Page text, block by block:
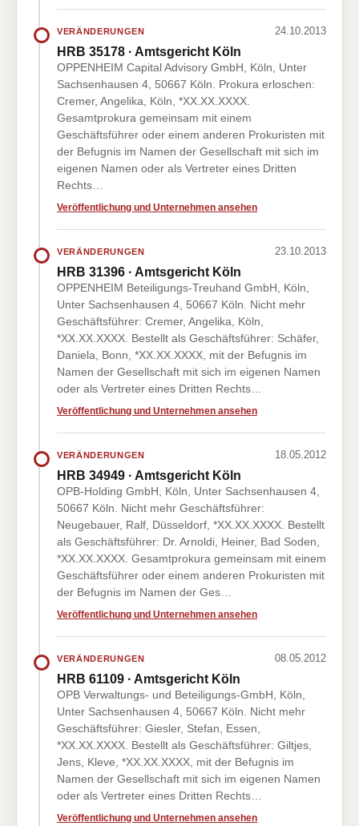
VERÄNDERUNGEN 24.10.2013
HRB 35178 · Amtsgericht Köln
OPPENHEIM Capital Advisory GmbH, Köln, Unter
Sachsenhausen 4, 50667 Köln. Prokura erloschen:
Cremer, Angelika, Köln, *XX.XX.XXXX.
Gesamtprokura gemeinsam mit einem
Geschäftsführer oder einem anderen Prokuristen mit
der Befugnis im Namen der Gesellschaft mit sich im
eigenen Namen oder als Vertreter eines Dritten
Rechts…
Veröffentlichung und Unternehmen ansehen
VERÄNDERUNGEN 23.10.2013
HRB 31396 · Amtsgericht Köln
OPPENHEIM Beteiligungs-Treuhand GmbH, Köln,
Unter Sachsenhausen 4, 50667 Köln. Nicht mehr
Geschäftsführer: Cremer, Angelika, Köln,
*XX.XX.XXXX. Bestellt als Geschäftsführer: Schäfer,
Daniela, Bonn, *XX.XX.XXXX, mit der Befugnis im
Namen der Gesellschaft mit sich im eigenen Namen
oder als Vertreter eines Dritten Rechts…
Veröffentlichung und Unternehmen ansehen
VERÄNDERUNGEN 18.05.2012
HRB 34949 · Amtsgericht Köln
OPB-Holding GmbH, Köln, Unter Sachsenhausen 4,
50667 Köln. Nicht mehr Geschäftsführer:
Neugebauer, Ralf, Düsseldorf, *XX.XX.XXXX. Bestellt
als Geschäftsführer: Dr. Arnoldi, Heiner, Bad Soden,
*XX.XX.XXXX. Gesamtprokura gemeinsam mit einem
Geschäftsführer oder einem anderen Prokuristen mit
der Befugnis im Namen der Ges…
Veröffentlichung und Unternehmen ansehen
VERÄNDERUNGEN 08.05.2012
HRB 61109 · Amtsgericht Köln
OPB Verwaltungs- und Beteiligungs-GmbH, Köln,
Unter Sachsenhausen 4, 50667 Köln. Nicht mehr
Geschäftsführer: Giesler, Stefan, Essen,
*XX.XX.XXXX. Bestellt als Geschäftsführer: Giltjes,
Jens, Kleve, *XX.XX.XXXX, mit der Befugnis im
Namen der Gesellschaft mit sich im eigenen Namen
oder als Vertreter eines Dritten Rechts…
Veröffentlichung und Unternehmen ansehen